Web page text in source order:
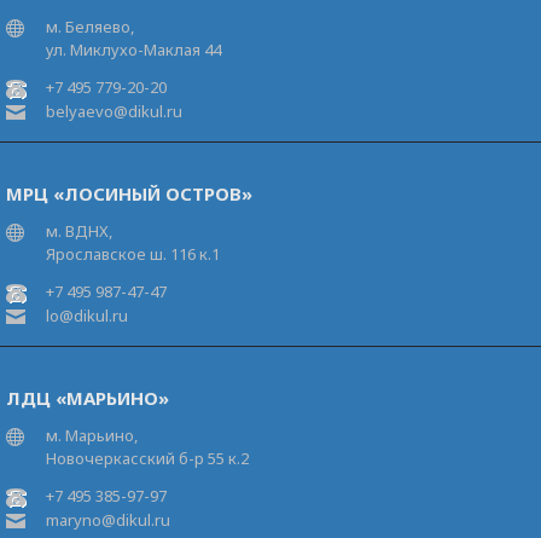
м. Беляево,
ул. Миклухо-Маклая 44
+7 495 779-20-20
belyaevo@dikul.ru
МРЦ «ЛОСИНЫЙ ОСТРОВ»
м. ВДНХ,
Ярославское ш. 116 к.1
+7 495 987-47-47
lo@dikul.ru
ЛДЦ «МАРЬИНО»
м. Марьино,
Новочеркасский б-р 55 к.2
+7 495 385-97-97
maryno@dikul.ru